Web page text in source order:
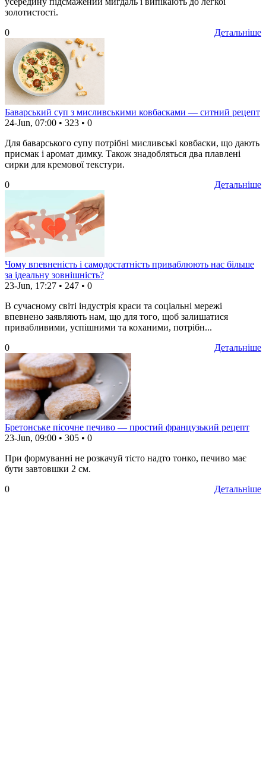
золотистості.
Детальніше
0
Баварський суп з мисливськими ковбасками — ситний рецепт
24-Jun, 07:00 • 323 • 0
Для баварського супу потрібні мисливські ковбаски, що дають
присмак і аромат димку. Також знадобляться два плавлені
сирки для кремової текстури.
Детальніше
0
Чому впевненість і самодостатність приваблюють нас більше
за ідеальну зовнішність?
23-Jun, 17:27 • 247 • 0
В сучасному світі індустрія краси та соціальні мережі
впевнено заявляють нам, що для того, щоб залишатися
привабливими, успішними та коханими, потрібн...
Детальніше
0
Бретонське пісочне печиво — простий французький рецепт
23-Jun, 09:00 • 305 • 0
При формуванні не розкачуй тісто надто тонко, печиво має
бути завтовшки 2 см.
Детальніше
0